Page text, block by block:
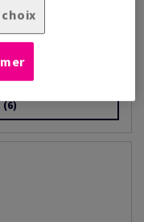
cet élégant
(6)